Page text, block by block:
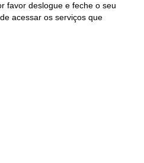
favor deslogue e feche o seu
acessar os serviços que